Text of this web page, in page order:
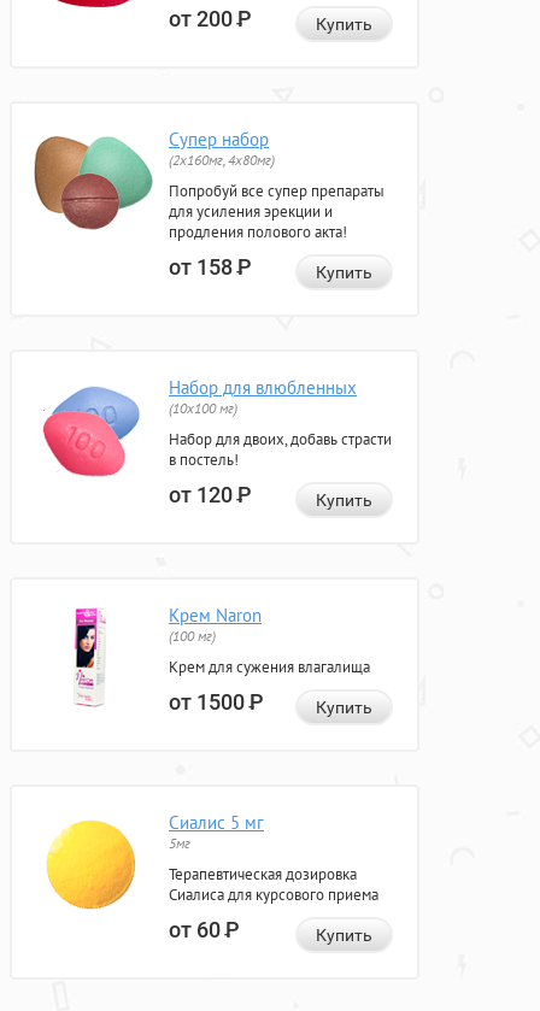
от 200Р Купить
Супер набор
(2х160мг, 4х80мг)
Попробуй все супер препараты
для усиления эрекции и
продления полового акта!
от 158Р Купить
Набор для влюбленных
(10х100 мг)
Набор для двоих, добавь страсти
в постель!
от 120Р Купить
Крем Naron
(100 мг)
Крем для сужения влагалища
от 1500Р Купить
Сиалис 5 мг
5мг
Терапевтическая дозировка
Сиалиса для курсового приема
от 60Р Купить